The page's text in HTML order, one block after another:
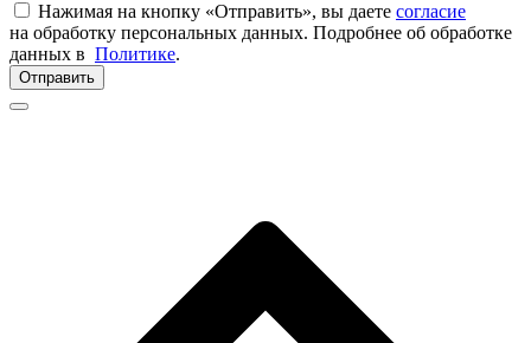
Нажимая на кнопку «Отправить», вы даете согласие
на обработку персональных данных. Подробнее об обработке
данных в Политике.
Отправить